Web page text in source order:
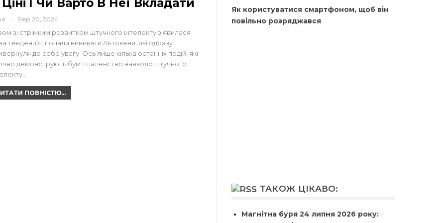
І Чи Варто В Неї Вкладати
Бер 20, 2024
зі стрімким розвитком штучного інтелекту з’явилася
тенденція: почали виникати AI-токени, які одразу
до себе увагу. Ось лише кілька останніх подій, які
демонструють бум і шаленство навколо штучного
ПОВНІСТЮ...
Як користуватися смартфоном, щоб він
повільно розряджався
ТАКОЖ ЦІКАВО:
Магнітна буря 24 липня 2026 року: